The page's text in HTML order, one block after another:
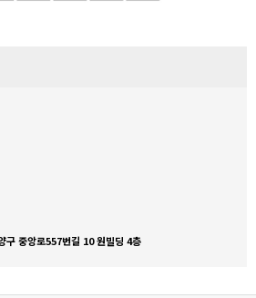
구 중앙로557번길 10 원빌딩 4층